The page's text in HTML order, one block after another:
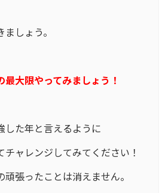
しょう。
大限やってみましょう！
した年と言えるように
ャレンジしてみてください！
張ったことは消えません。